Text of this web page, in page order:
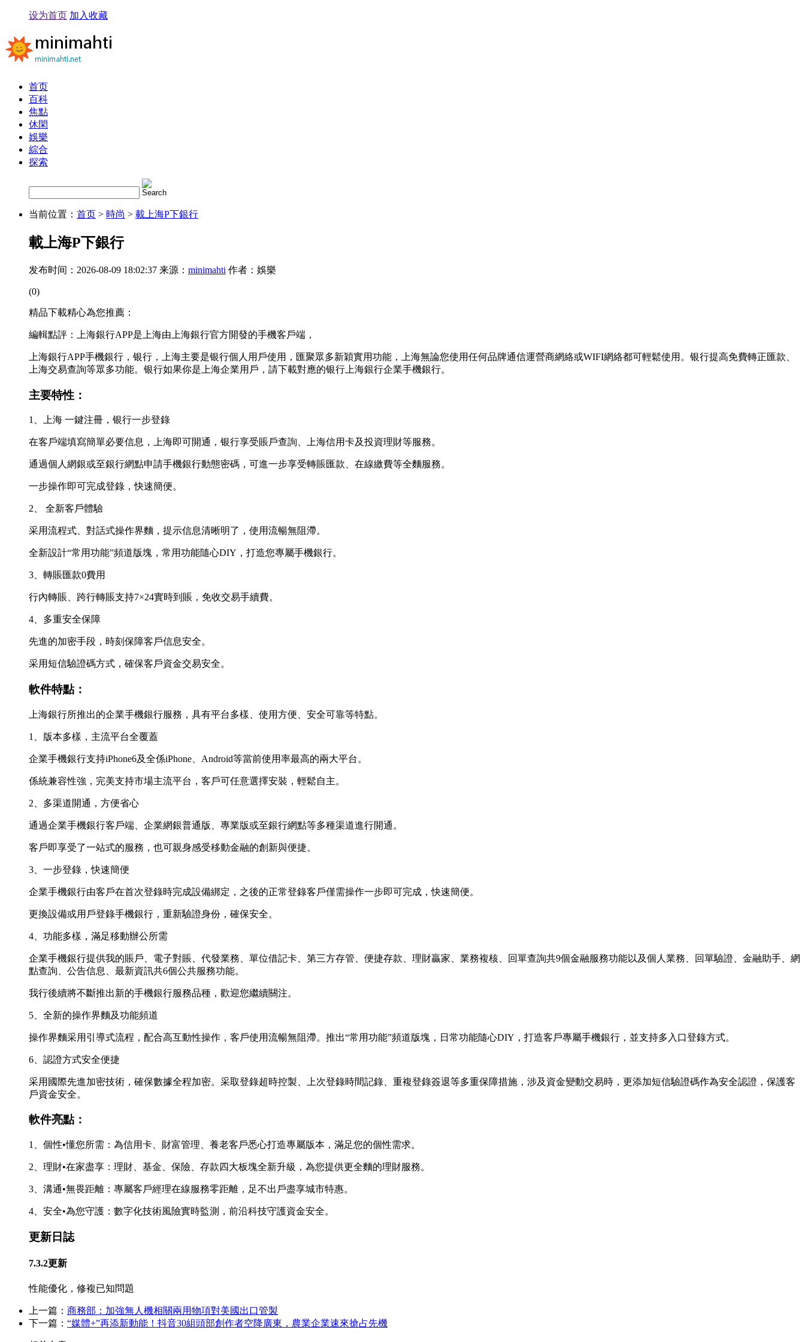
设为首页 加入收藏
首页
百科
焦點
休閑
娛樂
綜合
探索
当前位置： 首页 > 時尚 > 載上海P下銀行
載上海P下銀行
发布时间：2026-08-09 18:02:37 来源： minimahti 作者：娛樂
(0)
精品下載精心為您推薦：
編輯點評：上海銀行APP是上海由上海銀行官方開發的手機客戶端，
上海銀行APP手機銀行，银行，上海主要是银行個人用戶使用，匯聚眾多新穎實用功能，上海無論您使用任何品牌通信運營商網絡或WIFI網絡都可輕鬆使用。银行提高免費轉正匯款、
上海交易查詢等眾多功能。银行如果你是上海企業用戶，請下載對應的银行上海銀行企業手機銀行。
主要特性：
1、上海 一鍵注冊，银行一步登錄
在客戶端填寫簡單必要信息，上海即可開通，银行享受賬戶查詢、上海信用卡及投資理財等服務。
通過個人網銀或至銀行網點申請手機銀行動態密碼，可進一步享受轉賬匯款、在線繳費等全麵服務。
一步操作即可完成登錄，快速簡便。
2、 全新客戶體驗
采用流程式、對話式操作界麵，提示信息清晰明了，使用流暢無阻滯。
全新設計“常用功能”頻道版塊，常用功能隨心DIY，打造您專屬手機銀行。
3、轉賬匯款0費用
行內轉賬、跨行轉賬支持7×24實時到賬，免收交易手續費。
4、多重安全保障
先進的加密手段，時刻保障客戶信息安全。
采用短信驗證碼方式，確保客戶資金交易安全。
軟件特點：
上海銀行所推出的企業手機銀行服務，具有平台多樣、使用方便、安全可靠等特點。
1、版本多樣，主流平台全覆蓋
企業手機銀行支持iPhone6及全係iPhone、Android等當前使用率最高的兩大平台。
係統兼容性強，完美支持市場主流平台，客戶可任意選擇安裝，輕鬆自主。
2、多渠道開通，方便省心
通過企業手機銀行客戶端、企業網銀普通版、專業版或至銀行網點等多種渠道進行開通。
客戶即享受了一站式的服務，也可親身感受移動金融的創新與便捷。
3、一步登錄，快速簡便
企業手機銀行由客戶在首次登錄時完成設備綁定，之後的正常登錄客戶僅需操作一步即可完成，快速簡便。
更換設備或用戶登錄手機銀行，重新驗證身份，確保安全。
4、功能多樣，滿足移動辦公所需
企業手機銀行提供我的賬戶、電子對賬、代發業務、單位借記卡、第三方存管、便捷存款、理財贏家、業務複核、回單查詢共9個金融服務功能以及個人業務、回單驗證、金融助手、網
點查詢、公告信息、最新資訊共6個公共服務功能。
我行後續將不斷推出新的手機銀行服務品種，歡迎您繼續關注。
5、全新的操作界麵及功能頻道
操作界麵采用引導式流程，配合高互動性操作，客戶使用流暢無阻滯。推出“常用功能”頻道版塊，日常功能隨心DIY，打造客戶專屬手機銀行，並支持多入口登錄方式。
6、認證方式安全便捷
采用國際先進加密技術，確保數據全程加密。采取登錄超時控製、上次登錄時間記錄、重複登錄簽退等多重保障措施，涉及資金變動交易時，更添加短信驗證碼作為安全認證，保護客
戶資金安全。
軟件亮點：
1、個性•懂您所需：為信用卡、財富管理、養老客戶悉心打造專屬版本，滿足您的個性需求。
2、理財•在家盡享：理財、基金、保險、存款四大板塊全新升級，為您提供更全麵的理財服務。
3、溝通•無畏距離：專屬客戶經理在線服務零距離，足不出戶盡享城市特惠。
4、安全•為您守護：數字化技術風險實時監測，前沿科技守護資金安全。
更新日誌
7.3.2更新
性能優化，修複已知問題
上一篇： 商務部：加強無人機相關兩用物項對美國出口管製
下一篇： “媒體+”再添新動能！抖音30組頭部創作者空降廣東，農業企業速來搶占先機